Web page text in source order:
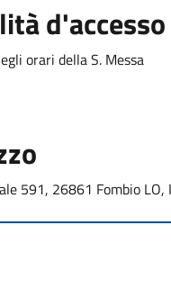
d'accesso
orari della S. Messa
591, 26861 Fombio LO,